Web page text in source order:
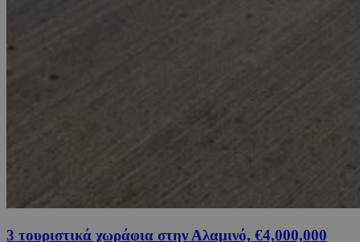
3 τουριστικά χωράφια στην Αλαμινό, €4,000,000